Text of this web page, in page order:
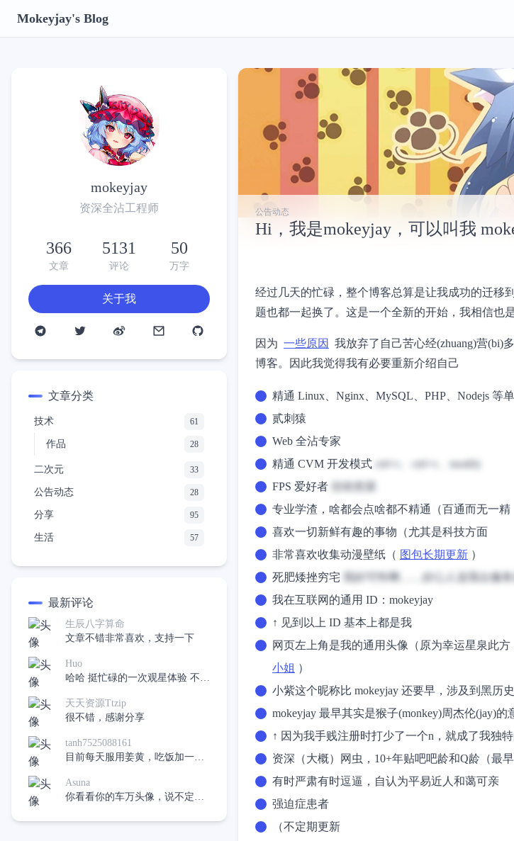
Mokeyjay's Blog
mokeyjay
资深全沾工程师
366
文章
5131
评论
50
万字
关于我
文章分类
技术 61
作品 28
二次元 33
公告动态 28
分享 95
生活 57
最新评论
生辰八字算命
文章不错非常喜欢，支持一下
Huo
哈哈 挺忙碌的一次观星体验 不过
天天资源Ttzip
很不错，感谢分享
tanh7525088161
目前每天服用姜黄，吃饭加一
肠溃疡。
Asuna
你看看你的车万头像，说不定真
公告动态
Hi，我是mokeyjay，可以叫我
经过几天的忙碌，整个博客总算是让我成功的迁移
题也都一起换了。这是一个全新的开始，我相信也
因为 一些原因 我放弃了自己苦心经(zhuang)营(bi)
博客。因此我觉得我有必要重新介绍自己
精通 Linux、Nginx、MySQL、PHP、Nodejs 等
贰刺猿
Web 全沾专家
精通 CVM 开发模式
ctrl+c、ctrl+v、modify
FPS 爱好者
专业学渣，啥都会点啥都不精通（百通而无一精
喜欢一切新鲜有趣的事物（尤其是科技方面
非常喜欢收集动漫壁纸（ 图包长期更新 ）
死肥矮挫穷宅
我好可怜啊……好心人送我台服务
我在互联网的通用 ID：mokeyjay
↑ 见到以上 ID 基本上都是我
网页左上角是我的通用头像（原为幸运星泉此方
小姐 ）
小紫这个昵称比 mokeyjay 还要早，涉及到黑历
mokeyjay 最早其实是猴子(monkey)周杰伦(jay)的
↑ 因为我手贱注册时打少了一个n，就成了我独特
资深（大概）网虫，10+年贴吧吧龄和Q龄（最
有时严肃有时逗逼，自认为平易近人和蔼可亲
强迫症患者
（不定期更新